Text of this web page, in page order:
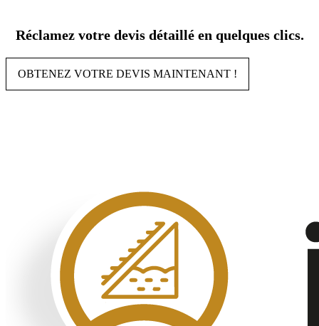
contenu
Réclamez votre devis détaillé en quelques clics.
OBTENEZ VOTRE DEVIS MAINTENANT !